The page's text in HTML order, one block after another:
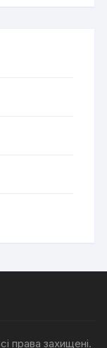
права захищені.